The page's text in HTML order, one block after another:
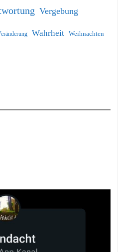
Vergebung
Wahrheit Weihnachten